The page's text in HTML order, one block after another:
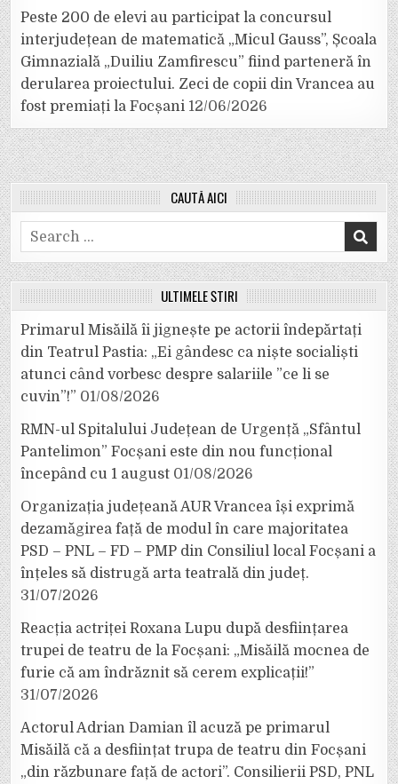
Peste 200 de elevi au participat la concursul
interjudețean de matematică „Micul Gauss”, Școala
Gimnazială „Duiliu Zamfirescu” fiind parteneră în
derularea proiectului. Zeci de copii din Vrancea au
fost premiați la Focșani 12/06/2026
CAUTĂ AICI
Search
for:
ULTIMELE ȘTIRI
Primarul Misăilă îi jignește pe actorii îndepărtați
din Teatrul Pastia: „Ei gândesc ca niște socialiști
atunci când vorbesc despre salariile ”ce li se
cuvin”!” 01/08/2026
RMN-ul Spitalului Județean de Urgență „Sfântul
Pantelimon” Focșani este din nou funcțional
începând cu 1 august 01/08/2026
Organizația județeană AUR Vrancea își exprimă
dezamăgirea față de modul în care majoritatea
PSD – PNL – FD – PMP din Consiliul local Focșani a
înțeles să distrugă arta teatrală din județ.
31/07/2026
Reacția actriței Roxana Lupu după desființarea
trupei de teatru de la Focșani: „Misăilă mocnea de
furie că am îndrăznit să cerem explicații!”
31/07/2026
Actorul Adrian Damian îl acuză pe primarul
Misăilă că a desființat trupa de teatru din Focșani
„din răzbunare față de actori”. Consilierii PSD, PNL